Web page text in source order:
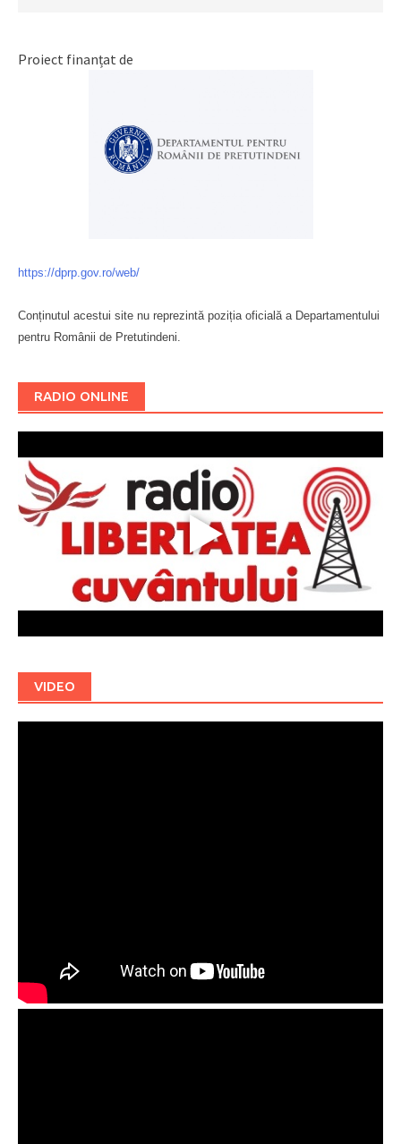
Proiect finanțat de
https://dprp.gov.ro/web/
Conținutul acestui site nu reprezintă poziția oficială a Departamentului
pentru Românii de Pretutindeni.
RADIO ONLINE
VIDEO